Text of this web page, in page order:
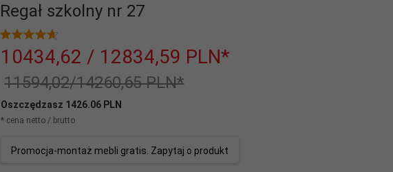
Regał szkolny nr 27
10434,62 / 12834,59 PLN*
11594,02/14260,65 PLN*
Oszczędzasz 1426.06 PLN
* cena netto / brutto
Promocja-montaż mebli gratis. Zapytaj o produkt